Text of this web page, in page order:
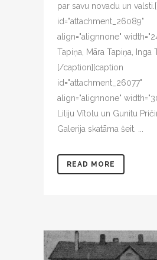
par savu novadu un
id="attachment_26089"
align="alignnone"
Tapiņa, Māra Tapiņa, Inga
[/caption][caption
id="attachment_26077"
align="alignnone"
Liliju Vītolu un Gunitu
Galerija skatāma šeit. ...
READ MORE